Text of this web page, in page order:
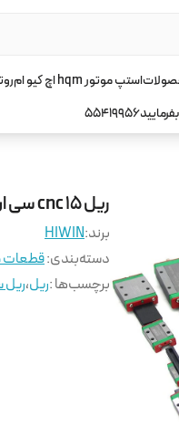
استپ موتور hqm اچ کیو ام
55419956
ریل 15 cnc سی ان سی HIWIN مدل MGWR15-L100 مینیاتوری
برند:HIWIN
دسته‌بندی:قطعات
برچسب‌ها :ریل،